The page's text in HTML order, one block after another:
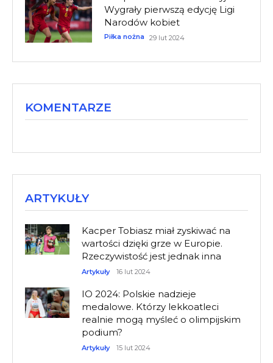
Wygrały pierwszą edycję Ligi
Narodów kobiet
Piłka nożna 29 lut 2024
KOMENTARZE
ARTYKUŁY
Kacper Tobiasz miał zyskiwać na
wartości dzięki grze w Europie.
Rzeczywistość jest jednak inna
Artykuły 16 lut 2024
IO 2024: Polskie nadzieje
medalowe. Którzy lekkoatleci
realnie mogą myśleć o olimpijskim
podium?
Artykuły 15 lut 2024